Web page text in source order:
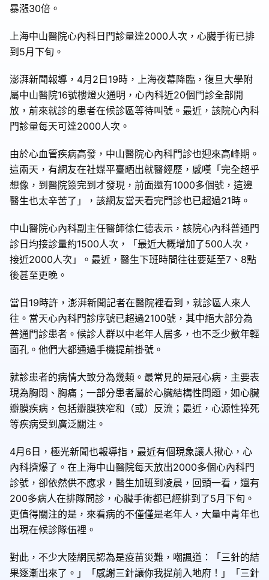
暴漲30倍。
上海中山醫院心內科日門診量達2000人次，心臟手術已排
到5月下旬。
澎湃新聞報導，4月2日19時，上海夜幕降臨，復旦大學附
屬中山醫院16號樓燈火通明，心內科近20個門診全部開
放，前來就診的患者在候診區等待叫號。最近，該院心內科
門診量每天可達2000人次。
由於心血管疾病高發，中山醫院心內科門診也迎來高峰期。
這兩天，有網友在社媒平臺晒出就醫經歷，感嘆「完全超乎
想像，到醫院簽完到才發現，前面還有1000多個號，這邊
醫生也太辛苦了」，該網友當天看完門診也已超過21時。
中山醫院心內科副主任醫師徐仁德表示，該院心內科普通門
診日均接診量約1500人次，「最近大概增加了500人次，
接近2000人次」。最近，醫生下班時間往往要延至7、8點
後甚至更晚。
當日19時許，澎湃新聞記者在醫院裡看到，就診區人來人
往。當天心內科門診序號已超過2100號，其中絕大部分為
普通門診患者。候診人群以中老年人居多，也不乏少數年輕
面孔。他們大都通過手機提前掛號。
就診患者的病情大致分為幾類。最常見的是冠心病，主要表
現為胸悶、胸痛；一部分患者屬於心臟結構性問題，如心臟
瓣膜疾病，包括瓣膜狹窄和（或）反流；最近，心源性猝死
等疾病受到廣泛關注。
4月6日，極光新聞也報導指，最近有個現象讓人揪心，心
內科擠爆了。在上海中山醫院每天放出2000多個心內科門
診號，卻依然供不應求，醫生加班到凌晨，回頭一看，還有
200多病人在排隊問診，心臟手術都已經排到了5月下旬。
更值得關注的是，來看病的不僅僅是老年人，大量中青年也
出現在候診隊伍裡。
對此，不少大陸網民認為是疫苗災難，嘲諷道：「三針的結
果逐漸出來了。」「感謝三針讓你我提前入地府！」「三針